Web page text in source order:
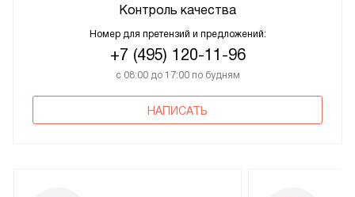
Контроль качества
Номер для претензий и предложений:
+7 (495) 120-11-96
с 08:00 до 17:00 по будням
НАПИСАТЬ